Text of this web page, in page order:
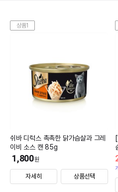
상품1
쉬바 디럭스 촉촉한 닭가슴살과 그레
이비 소스 캔 85g
1,800원
자세히 상품선택